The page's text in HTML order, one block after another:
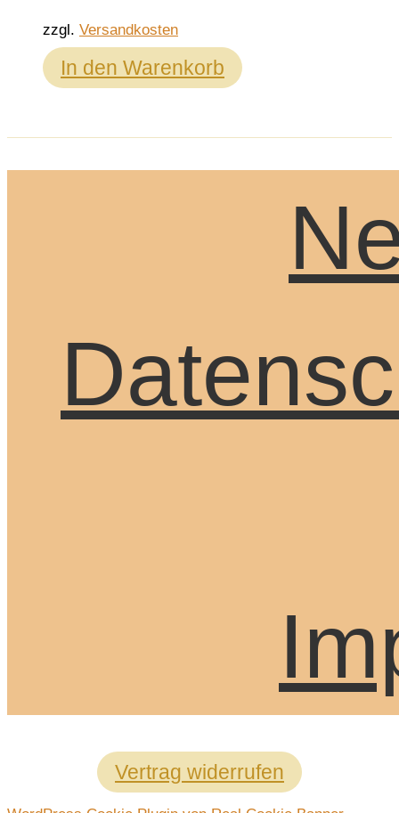
zzgl. Versandkosten
In den Warenkorb
Vertrag widerrufen